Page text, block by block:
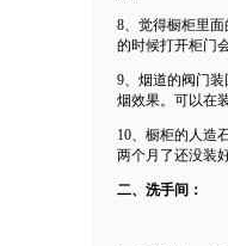
8、觉得橱柜里
的时候打开柜门
9、烟道的阀门
烟效果。可以在
10、橱柜的人造
两个月了还没装
二、洗手间：